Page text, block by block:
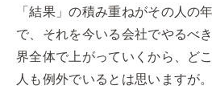
「結果」の積み重ねがその人の
で、それを今いる会社でやるべ
界全体で上がっていくから、ど
人も例外でいるとは思いますが。